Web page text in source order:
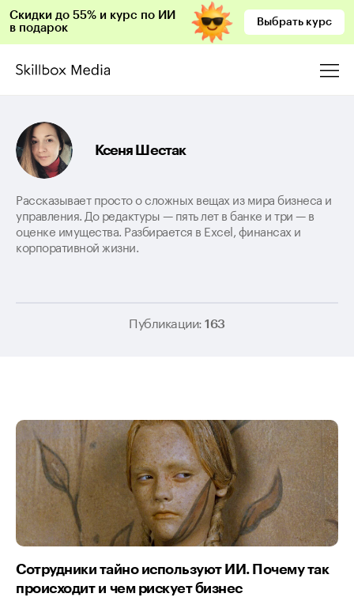
Скидки до 55% и курс по ИИ
в подарок
Выбрать курс
Ксеня Шестак
Рассказывает просто о сложных вещах из мира бизнеса и
управления. До редактуры — пять лет в банке и три — в
оценке имущества. Разбирается в Excel, финансах и
корпоративной жизни.
Публикации:163
Сотрудники тайно используют ИИ. Почему так
происходит и чем рискует бизнес